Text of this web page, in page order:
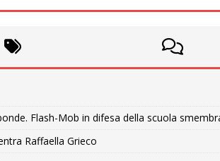
Flash-Mob in difesa della scuola
Raffaella Grieco